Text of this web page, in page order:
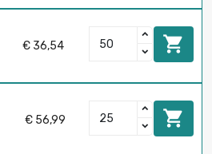
€ 36,54 
€ 56,99 